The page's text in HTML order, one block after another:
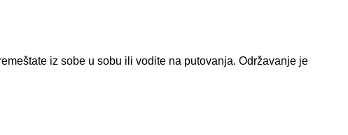
iz sobe u sobu ili vodite na putovanja. Održavanje je